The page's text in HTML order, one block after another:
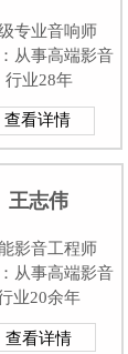
专业音响师
从事高端影音
行业28年
查看详情
王志伟
影音工程师
从事高端影音
业20余年
查看详情